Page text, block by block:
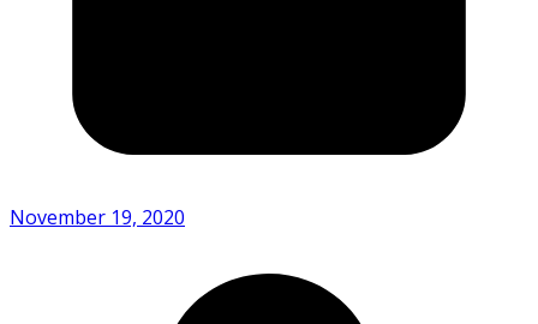
November 19, 2020